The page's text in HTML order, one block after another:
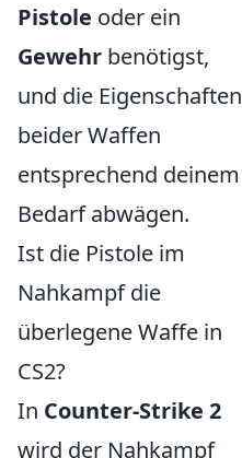
Pistole oder ein
Gewehr benötigst,
und die Eigenschaften
beider Waffen
entsprechend deinem
Bedarf abwägen.
Ist die Pistole im
Nahkampf die
überlegene Waffe in
CS2?
In Counter-Strike 2
wird der Nahkampf